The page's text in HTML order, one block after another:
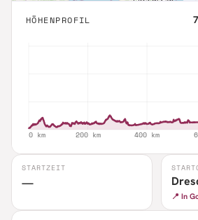
HÖHENPROFIL
STARTZEIT
—
📍 In